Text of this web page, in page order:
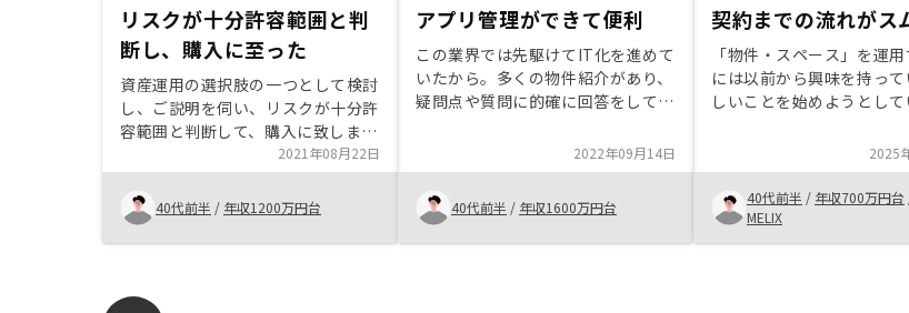
リスクが十分許容範囲と判
断し、購入に至った
資産運用の選択肢の一つとして検討
し、ご説明を伺い、リスクが十分許
容範囲と判断して、購入に致しまし
た。初期費用て現金支出を少なくし
たいので、ローン組込割合を増やし
て欲しい。
2021年08月22日
40代前半 / 年収1200万円台
アプリ管理ができて便利
この業界では先駆けてIT化を進めて
いたから。多くの物件紹介があり、
疑問点や質問に的確に回答をしてく
ながら資産運用ができるのは良かっ
た。団信がつくことでリスクもマネ
ージできている。
2022年09月14日
40代前半 / 年収1600万円台
契約までの流れがス
「物件・スペース」を運
には以前から興味を持っ
しいことを始めようとし
合せたことが購入のきっ
担当の黒田さんとの商談
リスクだけでなく、長期
点など不透明な部分を解消
ができて、ほぼ即決する
2025
40代前半 / 年収700万円台
MELIX